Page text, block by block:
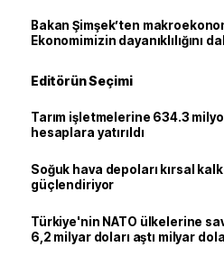
Bakan Şimşek’ten
Ekonomimizin dayanıklılığını
Editörün Seçimi
Tarım işletmelerine 634.3
hesaplara yatırıldı
Soğuk hava depoları kırsal
güçlendiriyor
Türkiye'nin NATO ülkelerine
6,2 milyar doları aştı milyar